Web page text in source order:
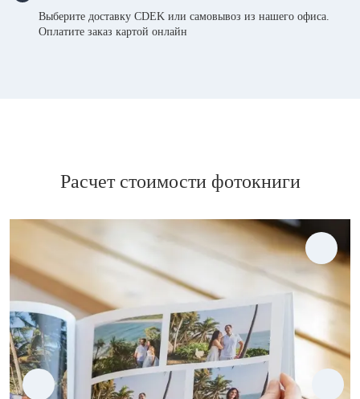
Выберите доставку CDEK или самовывоз из нашего офиса.
Оплатите заказ картой онлайн
Расчет стоимости фотокниги